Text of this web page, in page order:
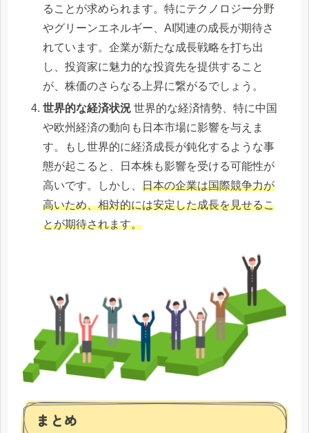
ることが求められます。特にテクノロジー分野
やグリーンエネルギー、AI関連の成長が期待さ
れています。企業が新たな成長戦略を打ち出
し、投資家に魅力的な投資先を提供すること
が、株価のさらなる上昇に繋がるでしょう。
世界的な経済状況 世界的な経済情勢、特に中国
や欧州経済の動向も日本市場に影響を与えま
す。もし世界的に経済成長が鈍化するような事
態が起こると、日本株も影響を受ける可能性が
高いです。しかし、日本の企業は国際競争力が
高いため、相対的には安定した成長を見せるこ
とが期待されます。
まとめ